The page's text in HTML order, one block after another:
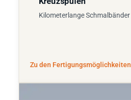
Kilometerlange Schmalbänder
Zu den Fertigungsmöglichkeiten